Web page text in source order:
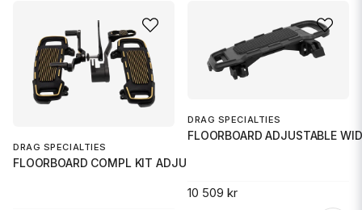
DRAG SPECIALTIES
FLOORBOARD COMPL KIT ADJUSTABL
DRAG SPECIALTIES
FLOORBOARD ADJUSTABLE
10 509 kr